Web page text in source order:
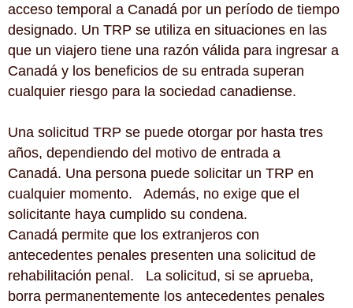
acceso temporal a Canadá por un período de tiempo
designado. Un TRP se utiliza en situaciones en las
que un viajero tiene una razón válida para ingresar a
Canadá y los beneficios de su entrada superan
cualquier riesgo para la sociedad canadiense.
Una solicitud TRP se puede otorgar por hasta tres
años, dependiendo del motivo de entrada a
Canadá. Una persona puede solicitar un TRP en
cualquier momento. Además, no exige que el
solicitante haya cumplido su condena.
Canadá permite que los extranjeros con
antecedentes penales presenten una solicitud de
rehabilitación penal. La solicitud, si se aprueba,
borra permanentemente los antecedentes penales